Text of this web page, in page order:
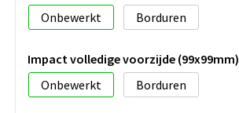
Onbewerkt
Borduren
Impact volledige voorzijde (99x99mm)
Onbewerkt
Borduren